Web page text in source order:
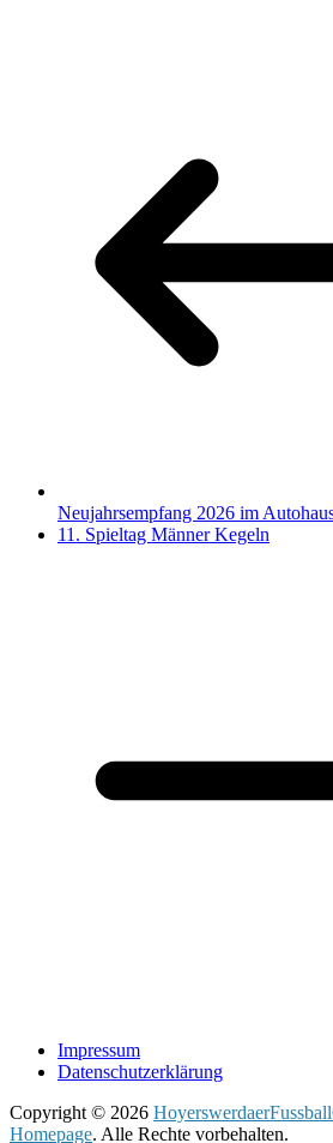
Neujahrsempfang 2026 im
11. Spieltag Männer Kegeln
Impressum
Datenschutzerklärung
Copyright © 2026
Homepage. Alle Rechte vorbehalten.